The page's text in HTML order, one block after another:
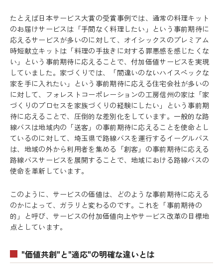
たとえば日本サービス大賞の受賞事例では、通常の料理キット
のお届けサービスは「手間なく料理したい」という事前期待に
応えるサービスが多いのに対して、オイシックスのプレミアム
時短献立キットは「料理の手抜きに対する罪悪感を感じたくな
い」という事前期待に応えることで、付加価値サービスを実現
していました。家づくりでは、「間違いのないハイスペックな
家を手に入れたい」という事前期待に応える住宅会社が多いの
に対して、フォレストコーポレーションの工房信州の家は「家
づくりのプロセスを家族づくりの経験にしたい」という事前期
待に応えることで、圧倒的な差別化をしています。一般的な路
線バスは地域内の「送客」の事前期待に応えることを使命とし
ているのに対して、埼玉県で路線バスを運行するイーグルバス
は、地域の外から利用者を集める「創客」の事前期待に応える
路線バスサービスを展開することで、地域における路線バスの
使命を革新しています。
このように、サービスの価値は、どのような事前期待に応える
のかによって、ガラリと変わるのです。これを「事前期待の
的」と呼び、サービスの付加価値向上やサービス改革の目標地
点としています。
"価値共創"と"適応"の明確な違いとは